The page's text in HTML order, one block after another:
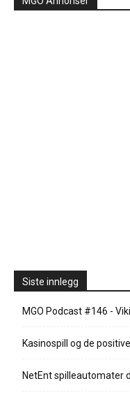
Siste innlegg
MGO Podcast #146 -
Kasinospill og de
NetEnt spilleautomater